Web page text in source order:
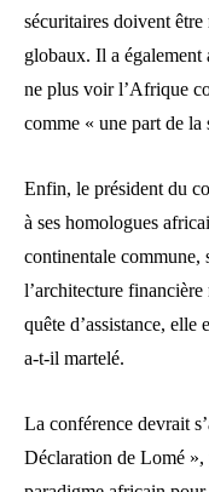
sécuritaires doivent
globaux. Il a également
ne plus voir l’Afrique
comme « une part de
Enfin, le président du
à ses homologues
continentale
l’architecture
quête d’assistance,
a-t-il martelé.
La conférence devrait
Déclaration de Lomé »,